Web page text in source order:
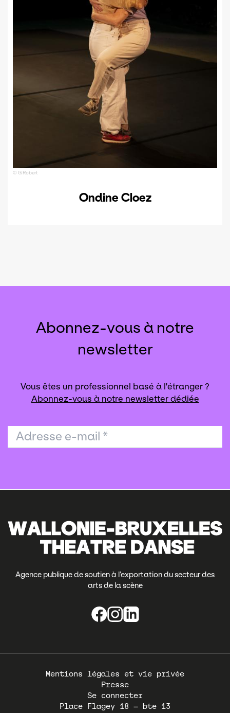
© G Robert
Ondine Cloez
Abonnez-vous à notre
newsletter
Vous êtes un professionnel basé à l'étranger ?
Abonnez-vous à notre newsletter dédiée
Adresse e-mail *
Agence publique de soutien à l’exportation du secteur des
arts de la scène
Pied
Mentions légales et vie privée
Presse
Se connecter
Place Flagey 18 – bte 13